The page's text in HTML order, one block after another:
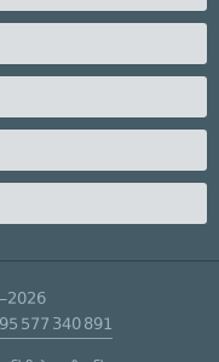
577 340 891